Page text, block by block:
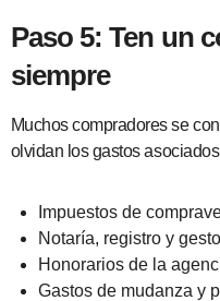
Paso 5: Ten un
siempre
Muchos compradores se
olvidan los gastos
Impuestos de
Notaría, registro y
Honorarios de la
Gastos de mudanza y